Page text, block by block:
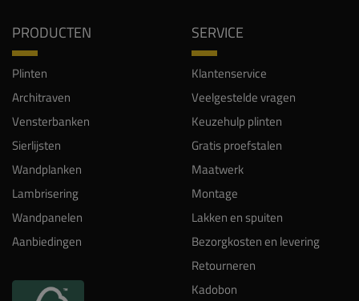
PRODUCTEN
Plinten
Architraven
Vensterbanken
Sierlijsten
Wandplanken
Lambrisering
Wandpanelen
Aanbiedingen
SERVICE
Klantenservice
Veelgestelde vragen
Keuzehulp plinten
Gratis proefstalen
Maatwerk
Montage
Lakken en spuiten
Bezorgkosten en levering
Retourneren
Kadobon